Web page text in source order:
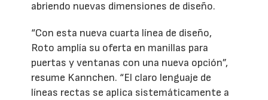
abriendo nuevas dimensiones de diseño.
“Con esta nueva cuarta línea de diseño,
Roto amplía su oferta en manillas para
puertas y ventanas con una nueva opción”,
resume Kannchen. “El claro lenguaje de
líneas rectas se aplica sistemáticamente a